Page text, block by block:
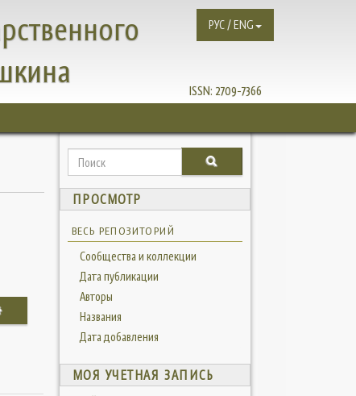
ISSN: 2709-7366
РУС / ENG
ПРОСМОТР
ВЕСЬ РЕПОЗИТОРИЙ
Сообщества и коллекции
Дата публикации
Авторы
Названия
Дата добавления
МОЯ УЧЕТНАЯ ЗАПИСЬ